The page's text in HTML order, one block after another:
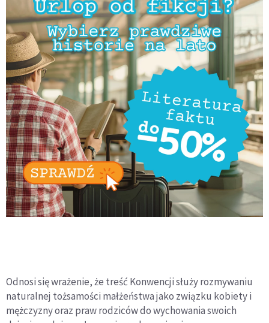
Odnosi się wrażenie, że treść Konwencji służy rozmywaniu
naturalnej tożsamości małżeństwa jako związku kobiety i
mężczyzny oraz praw rodziców do wychowania swoich